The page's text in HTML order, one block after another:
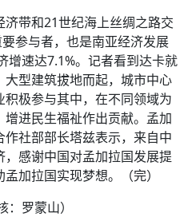
带和21世纪海上丝绸之路交
参与者，也是南亚经济发展
增速达7.1%。记者看到达卡就
型建筑拔地而起，城市中心
极参与其中，在不同领域为
进民生福祉作出贡献。孟加
社部部长塔兹表示，来自中
感谢中国对孟加拉国发展提
加拉国实现梦想。（完）
：罗蒙山）